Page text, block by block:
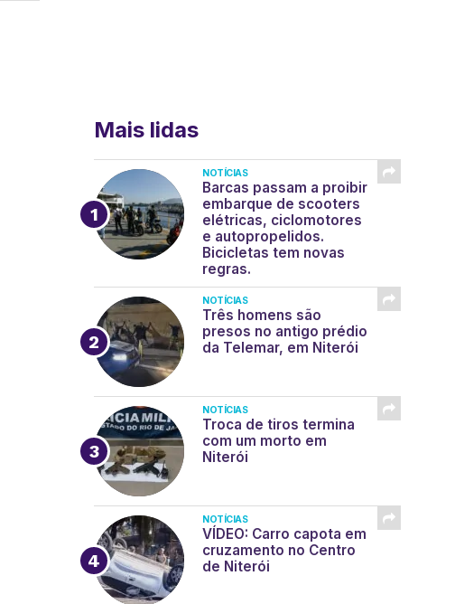
Mais lidas
NOTÍCIAS
Barcas passam a proibir
embarque de scooters
elétricas, ciclomotores
e autopropelidos.
Bicicletas tem novas
regras.
NOTÍCIAS
Três homens são
presos no antigo prédio
da Telemar, em Niterói
NOTÍCIAS
Troca de tiros termina
com um morto em
Niterói
NOTÍCIAS
VÍDEO: Carro capota em
cruzamento no Centro
de Niterói